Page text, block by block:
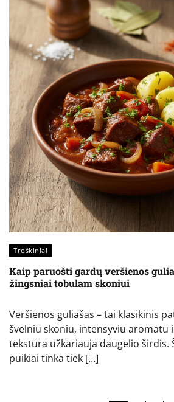
Troškiniai
Kaip paruošti gardų veršienos
žingsniai tobulam skoniui
Veršienos guliašas – tai klasikinis
švelniu skoniu, intensyviu aromatu
tekstūra užkariauja daugelio širdis.
puikiai tinka tiek […]